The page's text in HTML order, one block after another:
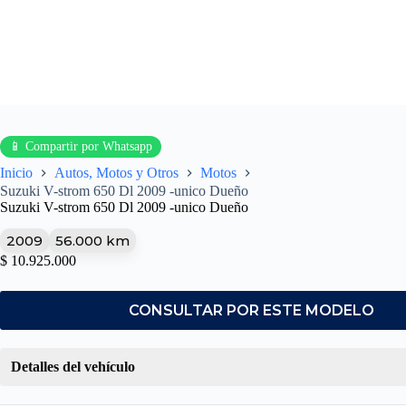
📱 Compartir por Whatsapp
Inicio Autos, Motos y Otros
Motos
Suzuki V-strom 650 Dl 2009 -unico Dueño
Suzuki V-strom 650 Dl 2009 -unico Dueño
2009 56.000 km
$ 10.925.000
CONSULTAR POR ESTE MODELO
Detalles del vehículo